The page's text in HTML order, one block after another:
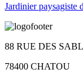
Jardinier paysagiste
88 RUE DES
78400 CHATOU